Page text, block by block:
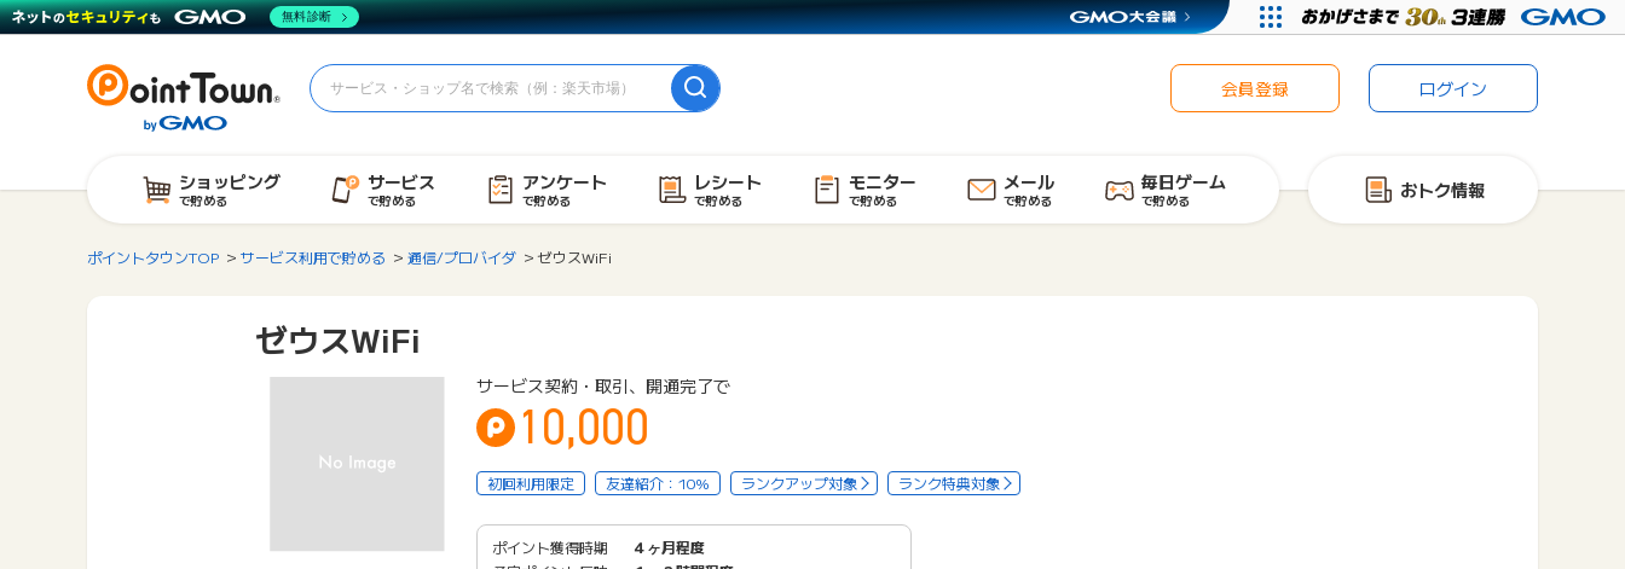
会員登録 ログイン
ショッピング
で貯める
サービス
で貯める
アンケート
で貯める
レシート
で貯める
モニター
で貯める
メール
で貯める
毎日ゲーム
で貯める おトク情報
ポイントタウンTOP サービス利用で貯める 通信/プロバイダ ゼウスWiFi
ゼウスWiFi
サービス契約・取引、開通完了で
10,000
初回利用限定 友達紹介：10% ランクアップ対象 ランク特典対象
ポイント獲得時期
４ヶ月程度
無料診断